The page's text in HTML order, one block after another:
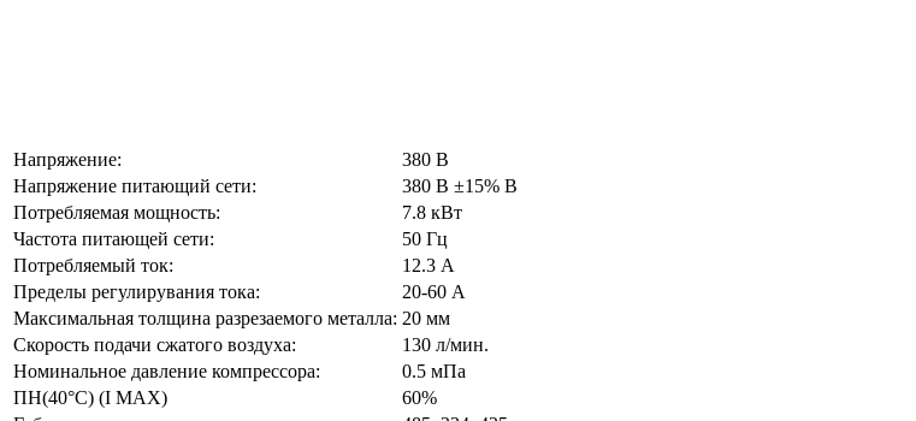
Напряжение:
380 В
Напряжение питающий сети:
380 В ±15% В
Потребляемая мощность:
7.8 кВт
Частота питающей сети:
50 Гц
Потребляемый ток:
12.3 А
Пределы регулирувания тока:
20-60 А
Максимальная толщина разрезаемого металла: 20 мм
Скорость подачи сжатого воздуха:
130 л/мин.
Номинальное давление компрессора:
0.5 мПа
ПН(40°C) (I MAX)
60%